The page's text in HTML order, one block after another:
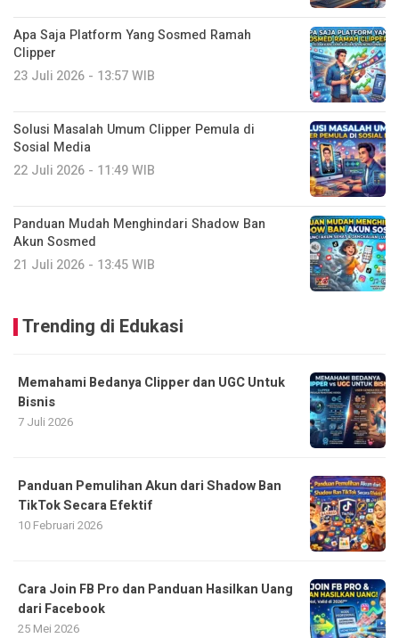
Apa Saja Platform Yang Sosmed Ramah
Clipper
23 Juli 2026 - 13:57 WIB
Solusi Masalah Umum Clipper Pemula di
Sosial Media
22 Juli 2026 - 11:49 WIB
Panduan Mudah Menghindari Shadow Ban
Akun Sosmed
21 Juli 2026 - 13:45 WIB
Trending di Edukasi
Memahami Bedanya Clipper dan UGC Untuk
Bisnis
7 Juli 2026
Panduan Pemulihan Akun dari Shadow Ban
TikTok Secara Efektif
10 Februari 2026
Cara Join FB Pro dan Panduan Hasilkan Uang
dari Facebook
25 Mei 2026